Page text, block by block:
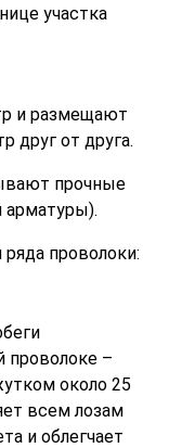
участка
и размещают
друг от друга.
прочные
арматуры).
проволоки:
проволоке –
около 25
всем лозам
и облегчает